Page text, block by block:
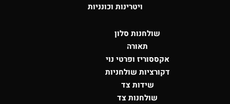
ויטרינות וכונניות
שולחנות סלון
תאורה
אקססוריז ופרטי נוי
דקורציות שולחניות
שידות צד
שולחנות צד